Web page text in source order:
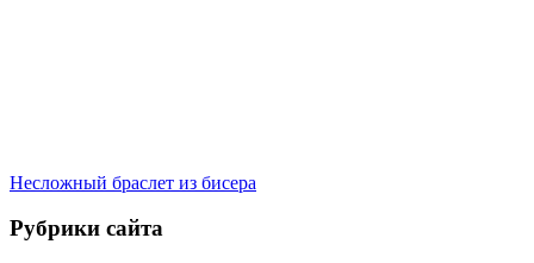
Несложный браслет из бисера
Рубрики сайта